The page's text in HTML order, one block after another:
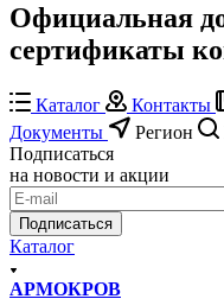
Официальная
сертификаты
Каталог Контакты
Документы
Регион
Подписаться
на новости и акции
Подписаться
Каталог
АРМОКРОВ